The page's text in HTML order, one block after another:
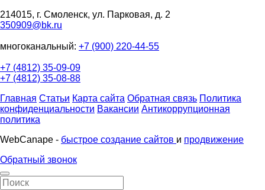
214015, г. Смоленск, ул. Парковая, д. 2
350909@bk.ru
многоканальный: +7 (900) 220-44-55
+7 (4812) 35-09-09
+7 (4812) 35-08-88
Главная Статьи Карта сайта Обратная связь Политика
конфиденциальности Вакансии Антикоррупционная
политика
WebCanape - быстрое создание сайтов и продвижение
Обратный звонок